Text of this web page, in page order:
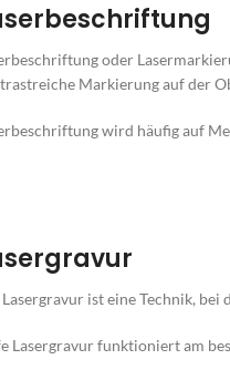
oder
Markierung auf der
wird häufig auf
ist eine Technik,
Lasergravur funktioniert am